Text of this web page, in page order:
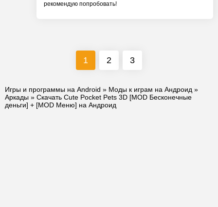
рекомендую попробовать!
1 2 3
Игры и программы на Android » Моды к играм на Андроид »
Аркады » Скачать Cute Pocket Pets 3D [MOD Бесконечные
деньги] + [MOD Меню] на Андроид